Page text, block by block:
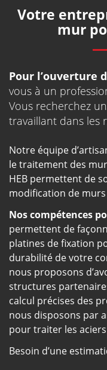
Votre
mur
Pour l’ouverture
vous à un
Vous recherchez
travaillant dans les
Notre équipe
le traitement des
HEB permettent de
modification de
Nos compétences
permettent de
platines de fixation
durabilité de votre
nous proposons
structures
calcul précises des
nous disposons par
pour traiter les
Besoin d’une